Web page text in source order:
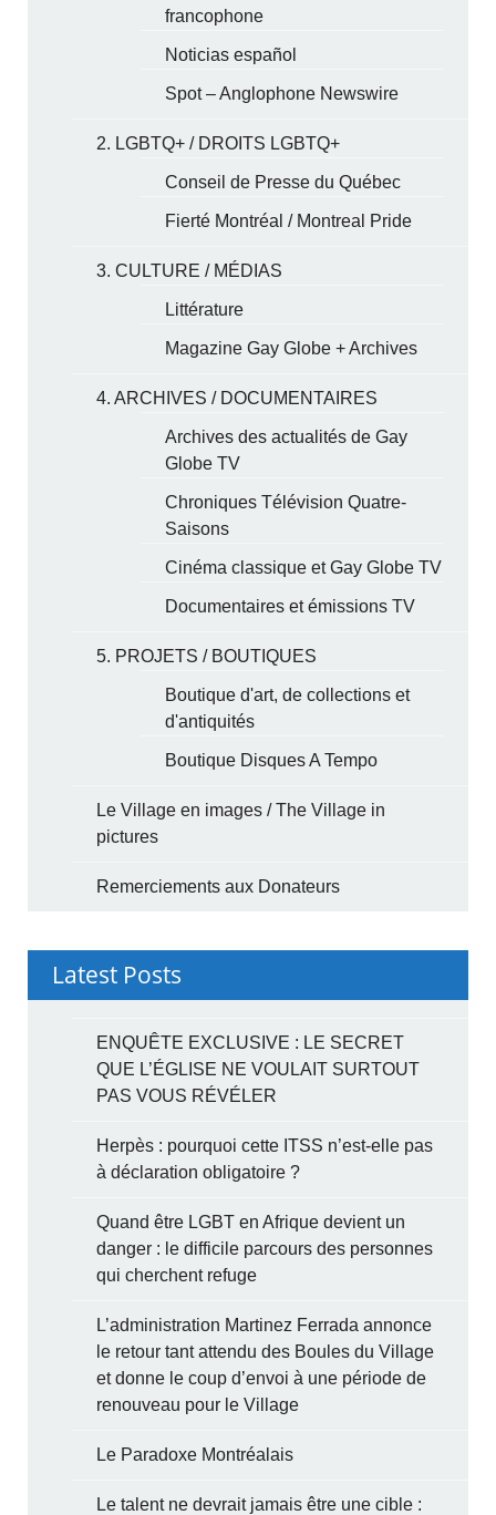
francophone
Noticias español
Spot – Anglophone Newswire
2. LGBTQ+ / DROITS LGBTQ+
Conseil de Presse du Québec
Fierté Montréal / Montreal Pride
3. CULTURE / MÉDIAS
Littérature
Magazine Gay Globe + Archives
4. ARCHIVES / DOCUMENTAIRES
Archives des actualités de Gay
Globe TV
Chroniques Télévision Quatre-
Saisons
Cinéma classique et Gay Globe TV
Documentaires et émissions TV
5. PROJETS / BOUTIQUES
Boutique d'art, de collections et
d'antiquités
Boutique Disques A Tempo
Le Village en images / The Village in
pictures
Remerciements aux Donateurs
Latest Posts
ENQUÊTE EXCLUSIVE : LE SECRET
QUE L’ÉGLISE NE VOULAIT SURTOUT
PAS VOUS RÉVÉLER
Herpès : pourquoi cette ITSS n’est-elle pas
à déclaration obligatoire ?
Quand être LGBT en Afrique devient un
danger : le difficile parcours des personnes
qui cherchent refuge
L’administration Martinez Ferrada annonce
le retour tant attendu des Boules du Village
et donne le coup d’envoi à une période de
renouveau pour le Village
Le Paradoxe Montréalais
Le talent ne devrait jamais être une cible :